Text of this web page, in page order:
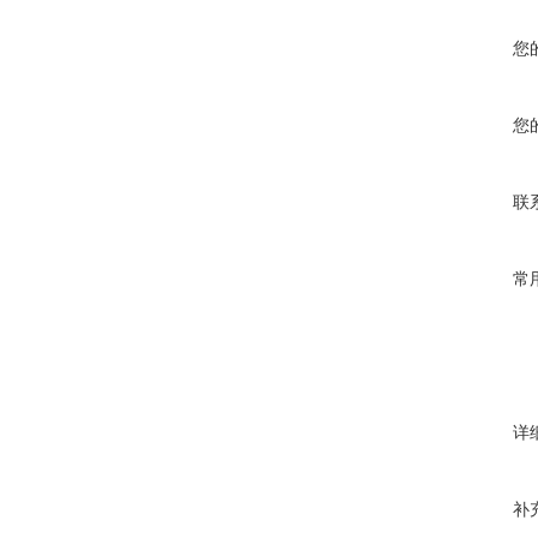
您
您
联
常
详
补